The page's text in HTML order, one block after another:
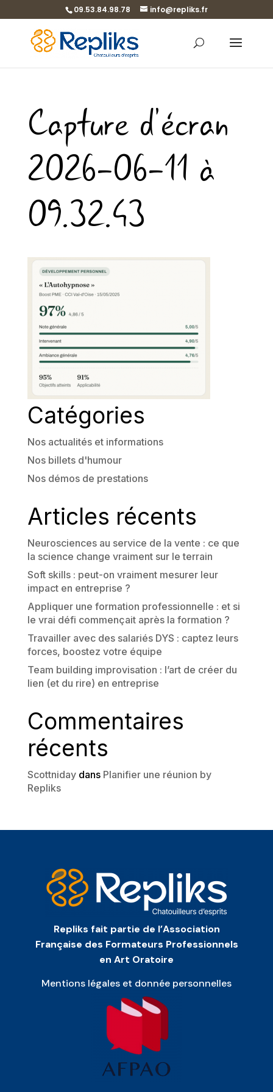
09.53.84.98.78 info@repliks.fr
Capture d’écran
2026-06-11 à
09.32.43
Catégories
Nos actualités et informations
Nos billets d'humour
Nos démos de prestations
Articles récents
Neurosciences au service de la vente : ce que
la science change vraiment sur le terrain
Soft skills : peut-on vraiment mesurer leur
impact en entreprise ?
Appliquer une formation professionnelle : et si
le vrai défi commençait après la formation ?
Travailler avec des salariés DYS : captez leurs
forces, boostez votre équipe
Team building improvisation : l’art de créer du
lien (et du rire) en entreprise
Commentaires
récents
Scottnidaydans Planifier une réunion by
Repliks
Repliks fait partie de l’Association
Française des Formateurs Professionnels
en Art Oratoire
Mentions légales et donnée personnelles